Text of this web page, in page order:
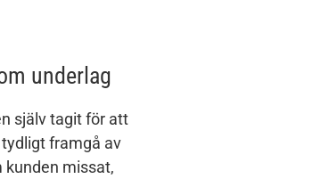
underlag
själv tagit för att
framgå av
kunden missat,